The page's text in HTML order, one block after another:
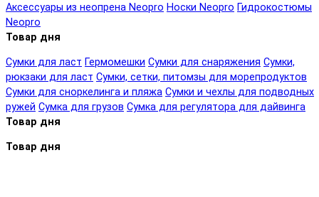
Аксессуары из неопрена Neopro Носки Neopro Гидрокостюмы
Neopro
Товар дня
Сумки для ласт Гермомешки Сумки для снаряжения Сумки,
рюкзаки для ласт Сумки, сетки, питомзы для морепродуктов
Сумки для сноркелинга и пляжа Сумки и чехлы для подводных
ружей Сумка для грузов Сумка для регулятора для дайвинга
Товар дня
Товар дня